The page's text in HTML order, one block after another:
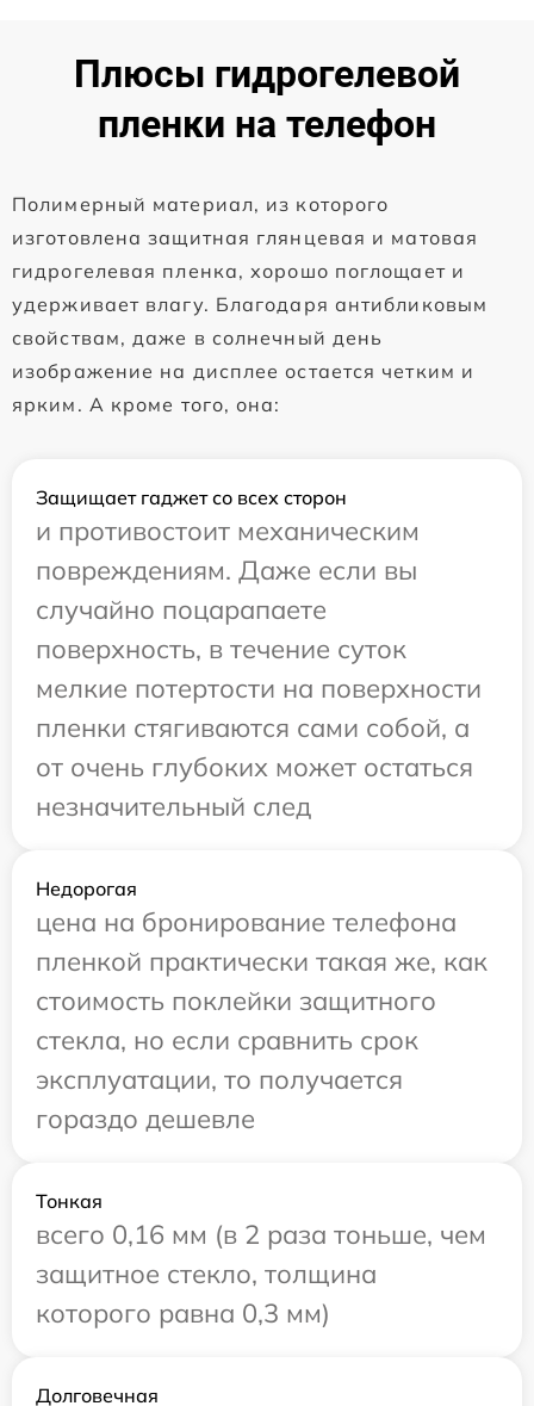
Плюсы гидрогелевой
пленки на телефон
Полимерный материал, из которого
изготовлена защитная глянцевая и матовая
гидрогелевая пленка, хорошо поглощает и
удерживает влагу. Благодаря антибликовым
свойствам, даже в солнечный день
изображение на дисплее остается четким и
ярким. А кроме того, она:
Защищает гаджет со всех сторон
и противостоит механическим
повреждениям. Даже если вы
случайно поцарапаете
поверхность, в течение суток
мелкие потертости на поверхности
пленки стягиваются сами собой, а
от очень глубоких может остаться
незначительный след
Недорогая
цена на бронирование телефона
пленкой практически такая же, как
стоимость поклейки защитного
стекла, но если сравнить срок
эксплуатации, то получается
гораздо дешевле
Тонкая
всего 0,16 мм (в 2 раза тоньше, чем
защитное стекло, толщина
которого равна 0,3 мм)
Долговечная